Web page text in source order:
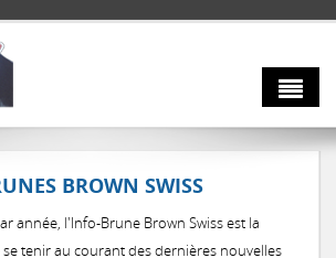
BROWN SWISS
année, l'Info-Brune Brown Swiss est la
tenir au courant des dernières nouvelles